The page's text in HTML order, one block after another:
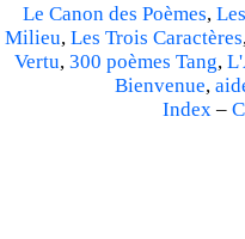
Le Canon des Poèmes,
Milieu, Les Trois Caractères
Vertu, 300 poèmes Tang,
Bienvenue,
Index–